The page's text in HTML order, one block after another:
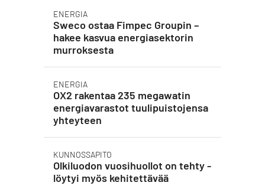
ENERGIA
Sweco ostaa Fimpec Groupin –
hakee kasvua energiasektorin
murroksesta
ENERGIA
OX2 rakentaa 235 megawatin
energiavarastot tuulipuistojensa
yhteyteen
KUNNOSSAPITO
Olkiluodon vuosihuollot on tehty -
löytyi myös kehitettävää